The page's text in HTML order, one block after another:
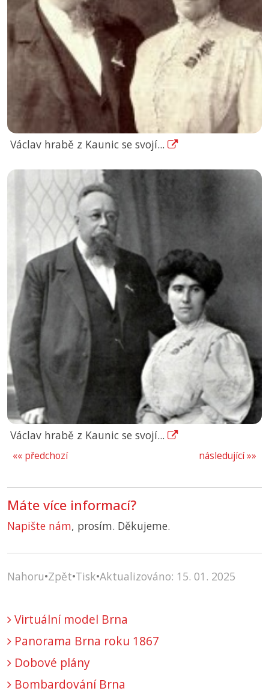
Václav hrabě z Kaunic se svojí...
Václav hrabě z Kaunic se svojí...
následující »»
«« předchozí
Máte více informací?
Napište nám, prosím. Děkujeme.
Nahoru•Zpět•Tisk•Aktualizováno: 15. 01. 2025
Virtuální model Brna
Panorama Brna roku 1867
Dobové plány
Bombardování Brna